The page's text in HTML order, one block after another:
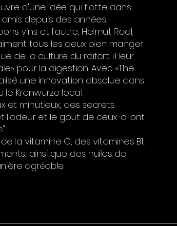
d'une idée qui flotte dans
depuis des années.
vins et l'autre, Helmut Radl,
tous les deux bien manger
de la culture du raifort, il leur
pour la digestion. Avec «The
une innovation absolue dans
Krenwurze local.
et minutieux, des secrets
l'odeur et le goût de ceux-ci ont
la vitamine C, des vitamines B1,
ainsi que des huiles de
agréable.